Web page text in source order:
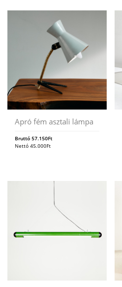
Apró fém asztali lámpa
Bruttó 57.150Ft
Nettó 45.000Ft